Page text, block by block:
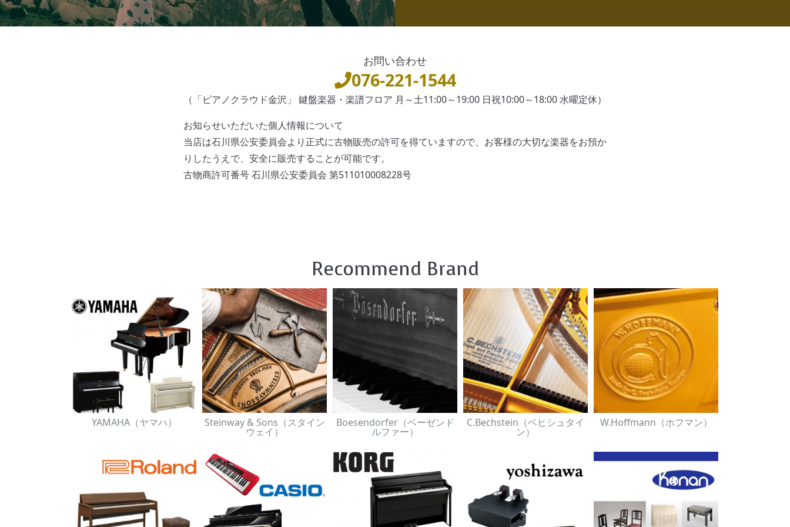
お問い合わせ
076-221-1544
（「ピアノクラウド金沢」 鍵盤楽器・楽譜フロア 月～土11:00～19:00 日祝10:00～18:00 水曜定休）
お知らせいただいた個人情報について
当店は石川県公安委員会より正式に古物販売の許可を得ていますので、お客様の大切な楽器をお預か
りしたうえで、安全に販売することが可能です。
古物商許可番号 石川県公安委員会 第511010008228号
Recommend Brand
YAMAHA（ヤマハ） Steinway & Sons（スタイン
ウェイ）
Boesendorfer（ベーゼンド
ルファー）
C.Bechstein（ベヒシュタイ
ン）
W.Hoffmann（ホフマン）